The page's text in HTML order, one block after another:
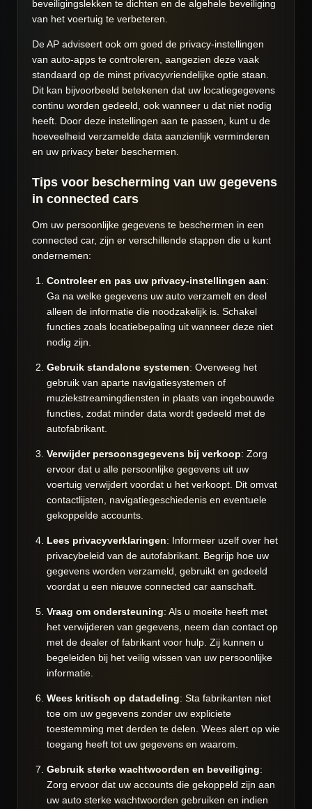
beveiligingslekken te dichten en de algehele beveiliging
van het voertuig te verbeteren.
De AP adviseert ook om goed de privacy-instellingen
van auto-apps te controleren, aangezien deze vaak
standaard op de minst privacyvriendelijke optie staan.
Dit kan bijvoorbeeld betekenen dat uw locatiegegevens
continu worden gedeeld, ook wanneer u dat niet nodig
heeft. Door deze instellingen aan te passen, kunt u de
hoeveelheid verzamelde data aanzienlijk verminderen
en uw privacy beter beschermen.
Tips voor bescherming van uw gegevens
in connected cars
Om uw persoonlijke gegevens te beschermen in een
connected car, zijn er verschillende stappen die u kunt
ondernemen:
Controleer en pas uw privacy-instellingen aan:
Ga na welke gegevens uw auto verzamelt en deel
alleen de informatie die noodzakelijk is. Schakel
functies zoals locatiebepaling uit wanneer deze niet
nodig zijn.
Gebruik standalone systemen: Overweeg het
gebruik van aparte navigatiesystemen of
muziekstreamingdiensten in plaats van ingebouwde
functies, zodat minder data wordt gedeeld met de
autofabrikant.
Verwijder persoonsgegevens bij verkoop: Zorg
ervoor dat u alle persoonlijke gegevens uit uw
voertuig verwijdert voordat u het verkoopt. Dit omvat
contactlijsten, navigatiegeschiedenis en eventuele
gekoppelde accounts.
Lees privacyverklaringen: Informeer uzelf over het
privacybeleid van de autofabrikant. Begrijp hoe uw
gegevens worden verzameld, gebruikt en gedeeld
voordat u een nieuwe connected car aanschaft.
Vraag om ondersteuning: Als u moeite heeft met
het verwijderen van gegevens, neem dan contact op
met de dealer of fabrikant voor hulp. Zij kunnen u
begeleiden bij het veilig wissen van uw persoonlijke
informatie.
Wees kritisch op datadeling: Sta fabrikanten niet
toe om uw gegevens zonder uw expliciete
toestemming met derden te delen. Wees alert op wie
toegang heeft tot uw gegevens en waarom.
Gebruik sterke wachtwoorden en beveiliging:
Zorg ervoor dat uw accounts die gekoppeld zijn aan
uw auto sterke wachtwoorden gebruiken en indien